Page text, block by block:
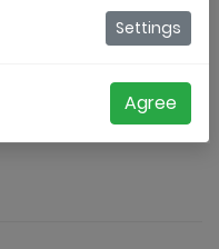
dont nousSettings
Agree